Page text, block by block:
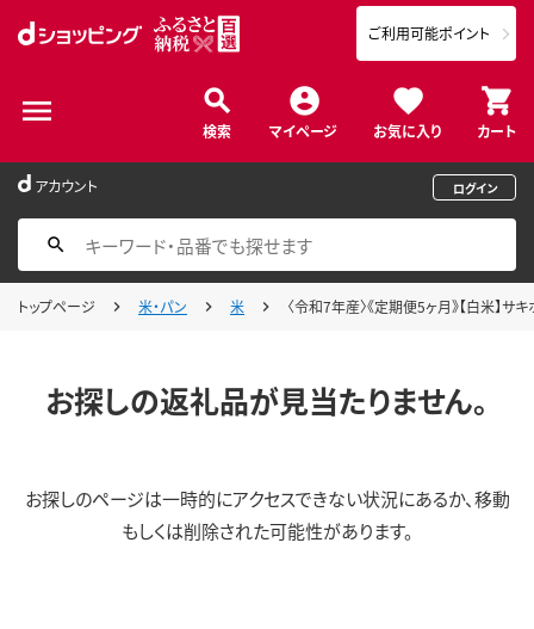
検索 マイページ お気に入り カート
ご利用可能ポイント
アカウント ログイン
トップページ 米・パン 米 〈令和7年産〉《定期便5ヶ月》【白米
お探しの返礼品が見当たりません。
お探しのページは一時的にアクセスできない状況にあるか、移動
もしくは削除された可能性があります。